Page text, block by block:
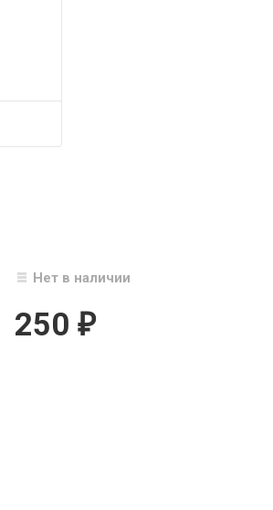
Нет в наличии
250 ₽